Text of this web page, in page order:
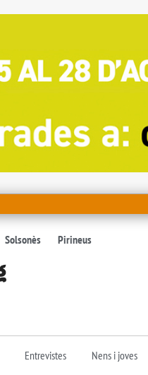
Solsonès Pirineus
Entrevistes Nens i joves